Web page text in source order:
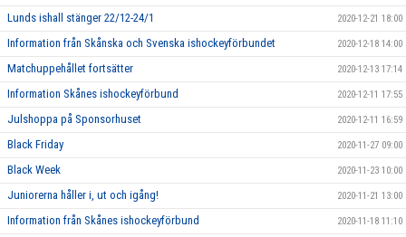
Lunds ishall stänger 22/12-24/1 2020-12-21 18:00
Information från Skånska och Svenska ishockeyförbundet 2020-12-18 14:00
Matchuppehållet fortsätter 2020-12-13 17:14
Information Skånes ishockeyförbund 2020-12-11 17:55
Julshoppa på Sponsorhuset 2020-12-11 16:59
Black Friday 2020-11-27 09:00
Black Week 2020-11-23 10:00
Juniorerna håller i, ut och igång! 2020-11-21 13:00
Information från Skånes ishockeyförbund 2020-11-18 11:10